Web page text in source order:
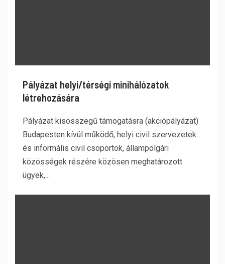
Pályázat helyi/térségi minihálózatok
létrehozására
Pályázat kisösszegű támogatásra (akciópályázat)
Budapesten kívül működő, helyi civil szervezetek
és informális civil csoportok, állampolgári
közösségek részére közösen meghatározott
ügyek,...